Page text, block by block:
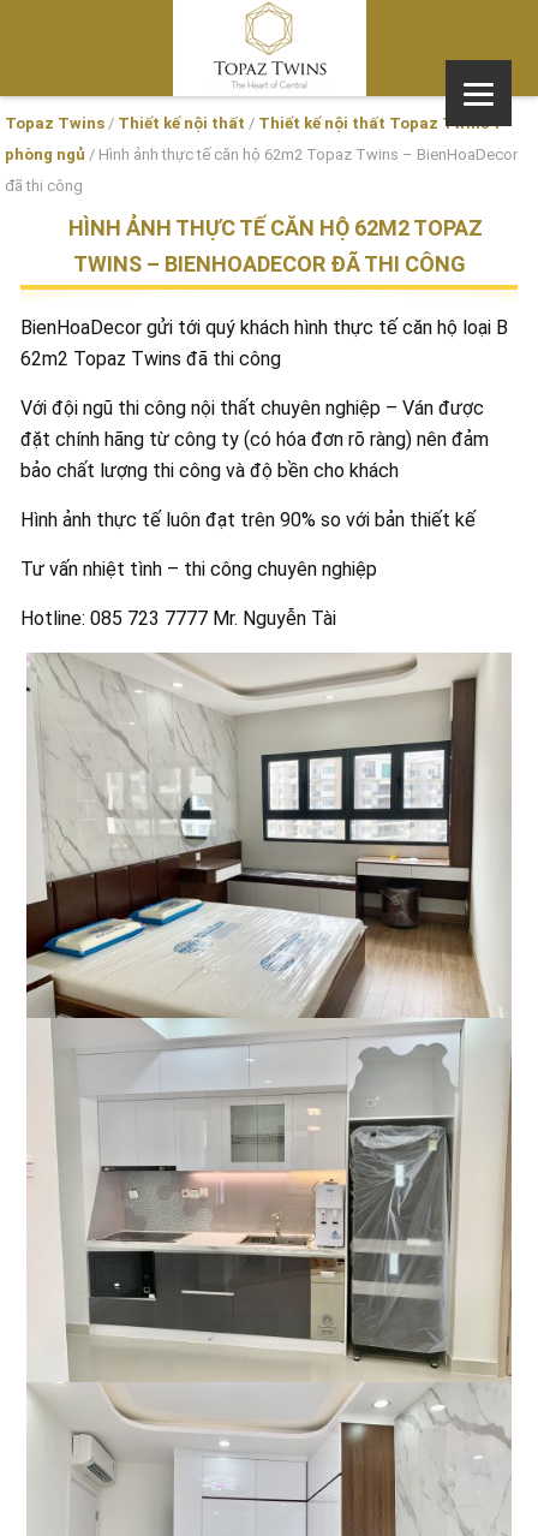
Topaz Twins / Thiết kế nội thất / Thiết kế nội thất Topaz Twins 1
phòng ngủ / Hình ảnh thực tế căn hộ 62m2 Topaz Twins – BienHoaDecor
đã thi công
HÌNH ẢNH THỰC TẾ CĂN HỘ 62M2 TOPAZ
TWINS – BIENHOADECOR ĐÃ THI CÔNG
BienHoaDecor gửi tới quý khách hình thực tế căn hộ loại B
62m2 Topaz Twins đã thi công
Với đội ngũ thi công nội thất chuyên nghiệp – Ván được
đặt chính hãng từ công ty (có hóa đơn rõ ràng) nên đảm
bảo chất lượng thi công và độ bền cho khách
Hình ảnh thực tế luôn đạt trên 90% so với bản thiết kế
Tư vấn nhiệt tình – thi công chuyên nghiệp
Hotline: 085 723 7777 Mr. Nguyễn Tài